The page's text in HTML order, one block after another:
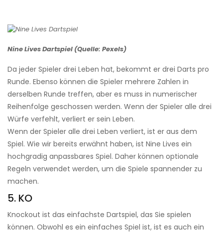
Nine Lives Dartspiel (Quelle: Pexels)
Da jeder Spieler drei Leben hat, bekommt er drei Darts pro
Runde. Ebenso können die Spieler mehrere Zahlen in
derselben Runde treffen, aber es muss in numerischer
Reihenfolge geschossen werden. Wenn der Spieler alle drei
Würfe verfehlt, verliert er sein Leben.
Wenn der Spieler alle drei Leben verliert, ist er aus dem
Spiel. Wie wir bereits erwähnt haben, ist Nine Lives ein
hochgradig anpassbares Spiel. Daher können optionale
Regeln verwendet werden, um die Spiele spannender zu
machen.
5. KO
Knockout ist das einfachste Dartspiel, das Sie spielen
können. Obwohl es ein einfaches Spiel ist, ist es auch ein